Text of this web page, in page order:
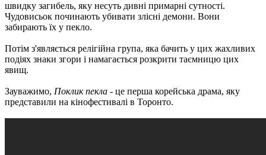
швидку загибель, яку несуть дивні примарні сутності.
Чудовисьок починають убивати злісні демони. Вони
забирають їх у пекло.
Потім з'являється релігійна група, яка бачить у цих жахливих
подіях знаки згори і намагається розкрити таємницю цих
явищ.
Зауважимо, Поклик пекла - це перша корейська драма, яку
представили на кінофестивалі в Торонто.